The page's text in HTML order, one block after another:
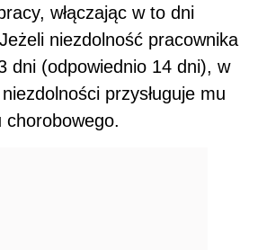
włączając w to dni
niezdolność pracownika
dni (odpowiednio 14 dni), w
przysługuje mu
chorobowego.